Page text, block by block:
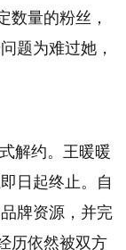
数量的粉丝，
题为难过她，
解约。王暖暖
日起终止。自
牌资源，并完
历依然被双方